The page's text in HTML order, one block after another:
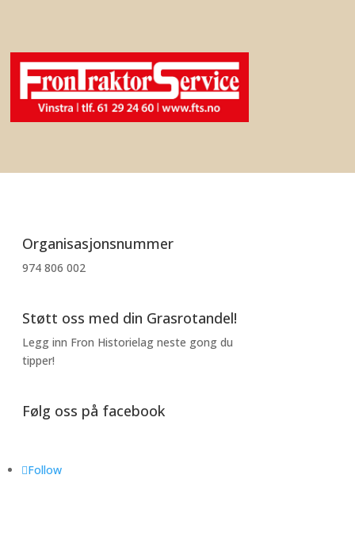
Organisasjonsnummer
974 806 002
Støtt oss med din Grasrotandel!
Legg inn Fron Historielag neste gong du
tipper!
Følg oss på facebook
Follow